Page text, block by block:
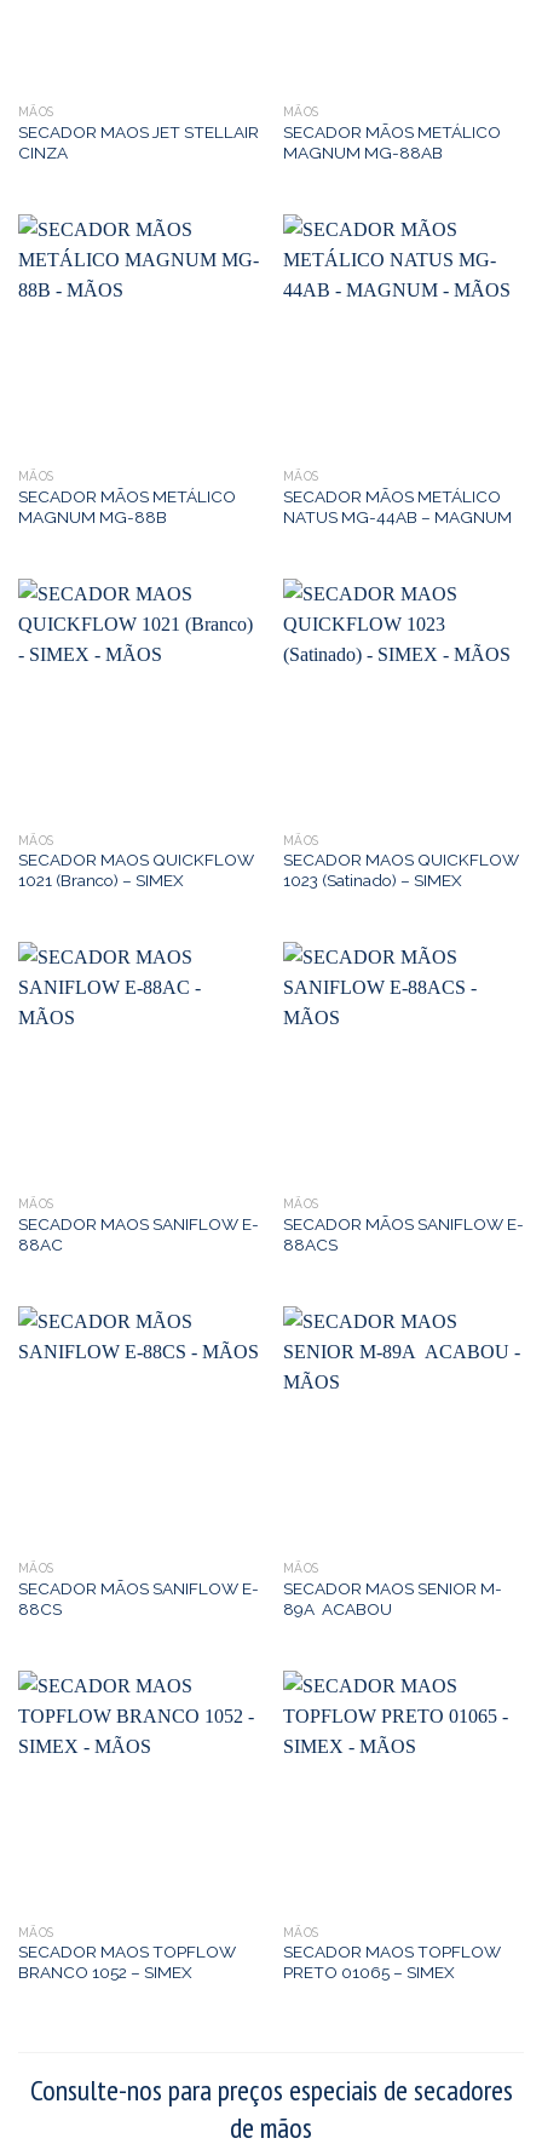
MÃOS
SECADOR MAOS JET STELLAIR
CINZA
MÃOS
SECADOR MÃOS METÁLICO
MAGNUM MG-88AB
MÃOS
SECADOR MÃOS METÁLICO
MAGNUM MG-88B
MÃOS
SECADOR MÃOS METÁLICO
NATUS MG-44AB – MAGNUM
MÃOS
SECADOR MAOS QUICKFLOW
1021 (Branco) – SIMEX
MÃOS
SECADOR MAOS QUICKFLOW
1023 (Satinado) – SIMEX
MÃOS
SECADOR MAOS SANIFLOW E-
88AC
MÃOS
SECADOR MÃOS SANIFLOW E-
88ACS
MÃOS
SECADOR MÃOS SANIFLOW E-
88CS
MÃOS
SECADOR MAOS SENIOR M-
89A ACABOU
MÃOS
SECADOR MAOS TOPFLOW
BRANCO 1052 – SIMEX
MÃOS
SECADOR MAOS TOPFLOW
PRETO 01065 – SIMEX
Consulte-nos para preços especiais de secadores
de mãos